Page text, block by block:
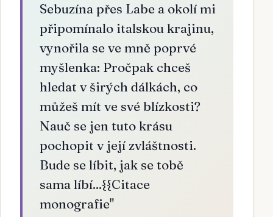
Sebuzína přes Labe a okolí mi
připomínalo italskou krajinu,
vynořila se ve mně poprvé
myšlenka: Pročpak chceš
hledat v širých dálkách, co
můžeš mít ve své blízkosti?
Nauč se jen tuto krásu
pochopit v její zvláštnosti.
Bude se líbit, jak se tobě
sama líbí...{{Citace
monografie"